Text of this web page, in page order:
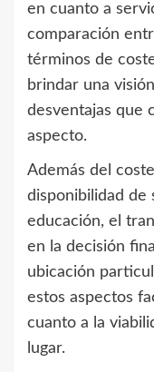
en cuanto a
comparación
términos de
brindar una
desventajas que
aspecto.
Además del
disponibilidad de
educación, el
en la decisión
ubicación
estos aspectos
cuanto a la
lugar.